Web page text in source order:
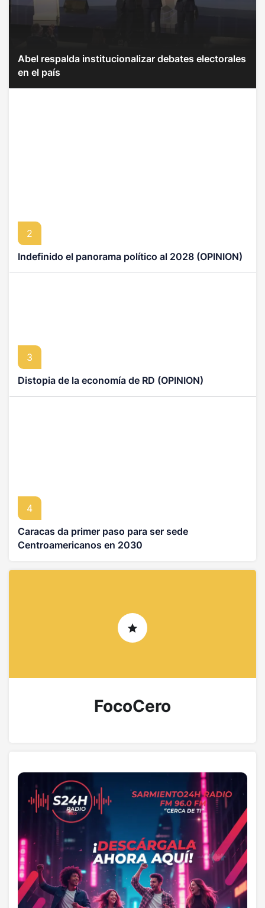
Abel respalda institucionalizar debates electorales
en el país
2
Indefinido el panorama político al 2028 (OPINION)
3
Distopia de la economía de RD (OPINION)
4
Caracas da primer paso para ser sede
Centroamericanos en 2030
FocoCero